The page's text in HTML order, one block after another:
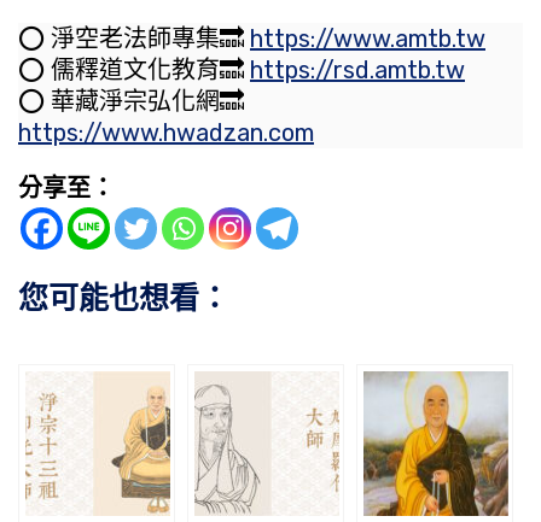
⭕️ 淨空老法師專集🔜 https://www.amtb.tw
⭕️ 儒釋道文化教育🔜 https://rsd.amtb.tw
⭕️ 華藏淨宗弘化網🔜
https://www.hwadzan.com
分享至：
您可能也想看：